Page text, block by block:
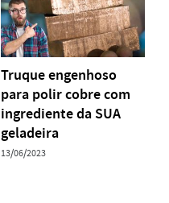
Truque engenhoso
para polir cobre com
ingrediente da SUA
geladeira
13/06/2023